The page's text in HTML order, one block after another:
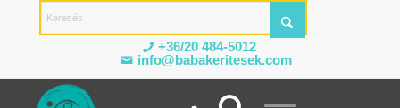
+36/20 484-5012
info@babakeritesek.com